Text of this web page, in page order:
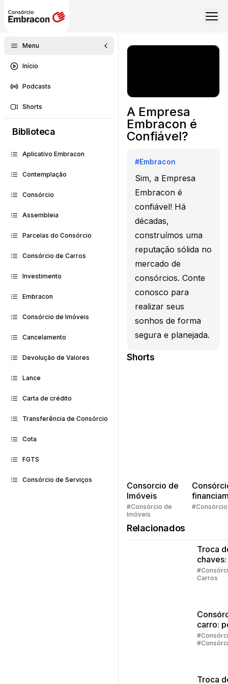
Menu
Início
Podcasts
Shorts
Biblioteca
Aplicativo Embracon
Contemplação
Consórcio
Assembleia
Parcelas do Consórcio
Consórcio de Carros
Investimento
Embracon
Consórcio de Imóveis
Cancelamento
Devolução de Valores
Lance
Carta de crédito
Transferência de Consórcio
Cota
FGTS
Consórcio de Serviços
A Empresa
Embracon é
Confiável?
#Embracon
Sim, a Empresa
Embracon é
confiável! Há
décadas,
construímos uma
reputação sólida no
mercado de
consórcios. Conte
conosco para
realizar seus
sonhos de forma
segura e planejada.
Shorts
Consorcio de
Imóveis
#Consórcio de
Imóveis
Quem
#Consórcio
Relacionados
Troca
regras
Carros
carro:
vale a
Troca